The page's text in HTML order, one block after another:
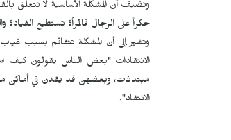
وتضيف أن المشكلة الأساسية لا تتعلق
حكراً على الرجال فالمرأة تستطيع القيادة
وتشير إلى أن المشكلة تتفاقم بسبب
الانتقادات "بعض الناس يقولون كيف
مبتدئات، وبعضهن قد يقدن في أماكن
الانتقاد".